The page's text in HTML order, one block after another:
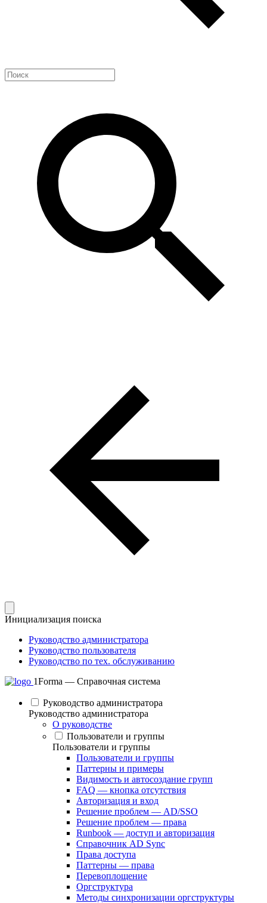
Инициализация поиска
Руководство администратора
Руководство пользователя
Руководство по тех. обслуживанию
1Forma — Справочная система
Руководство администратора
Руководство администратора
О руководстве
Пользователи и группы
Пользователи и группы
Пользователи и группы
Паттерны и примеры
Видимость и автосоздание групп
FAQ — кнопка отсутствия
Авторизация и вход
Решение проблем — AD/SSO
Решение проблем — права
Runbook — доступ и авторизация
Справочник AD Sync
Права доступа
Паттерны — права
Перевоплощение
Оргструктура
Методы синхронизации оргструктуры